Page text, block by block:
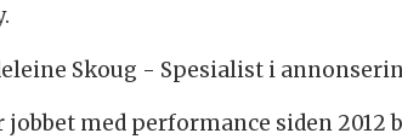
Skoug - Spesialist i
jobbet med performance siden